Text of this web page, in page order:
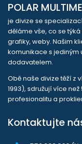
POLAR
je divize se
děláme vše, co se
grafiky, weby. Našim
komunikace s jediným
dodavatelem.
Obě naše divize těží z
1993), sdružují více
profesionalitu a
Kontaktujte